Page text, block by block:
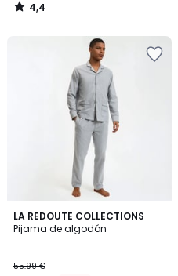
4,4
/
LA REDOUTE COLLECTIONS
Pijama de algodón
55.99 €
4,2
/ 5